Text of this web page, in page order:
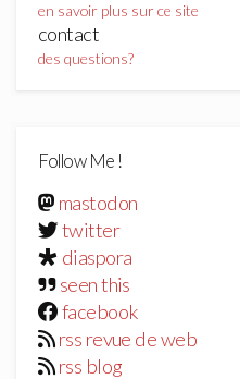
en savoir plus sur ce site
contact
des questions?
Follow Me !
mastodon
twitter
diaspora
seen this
facebook
rss revue de web
rss blog